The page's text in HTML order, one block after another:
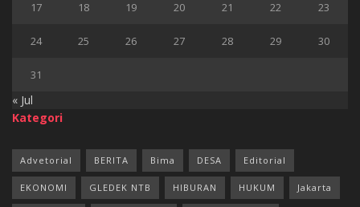
17 18 19 20 21 22 23
24 25 26 27 28 29 30
31
« Jul
Kategori
Advetorial BERITA Bima DESA Editorial
EKONOMI GLEDEK NTB HIBURAN HUKUM Jakarta